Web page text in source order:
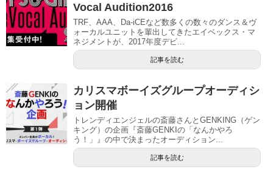
Vocal Audition2016
TRF、AAA、Da-iCEなど数多くの数々のダンス＆ヴ
ォーカルユニットを輩出してきたエイベックス・マ
ネジメントが、2017年度デビ...
記事を読む
カリスマボーイズグループオーディシ
ョン開催
トレンディエンジェルの斎藤さんとGENKING（ゲン
キング）の企画『斎藤GENKIの「なんかやろ
う！」』の中で決まったオーディション...
記事を読む